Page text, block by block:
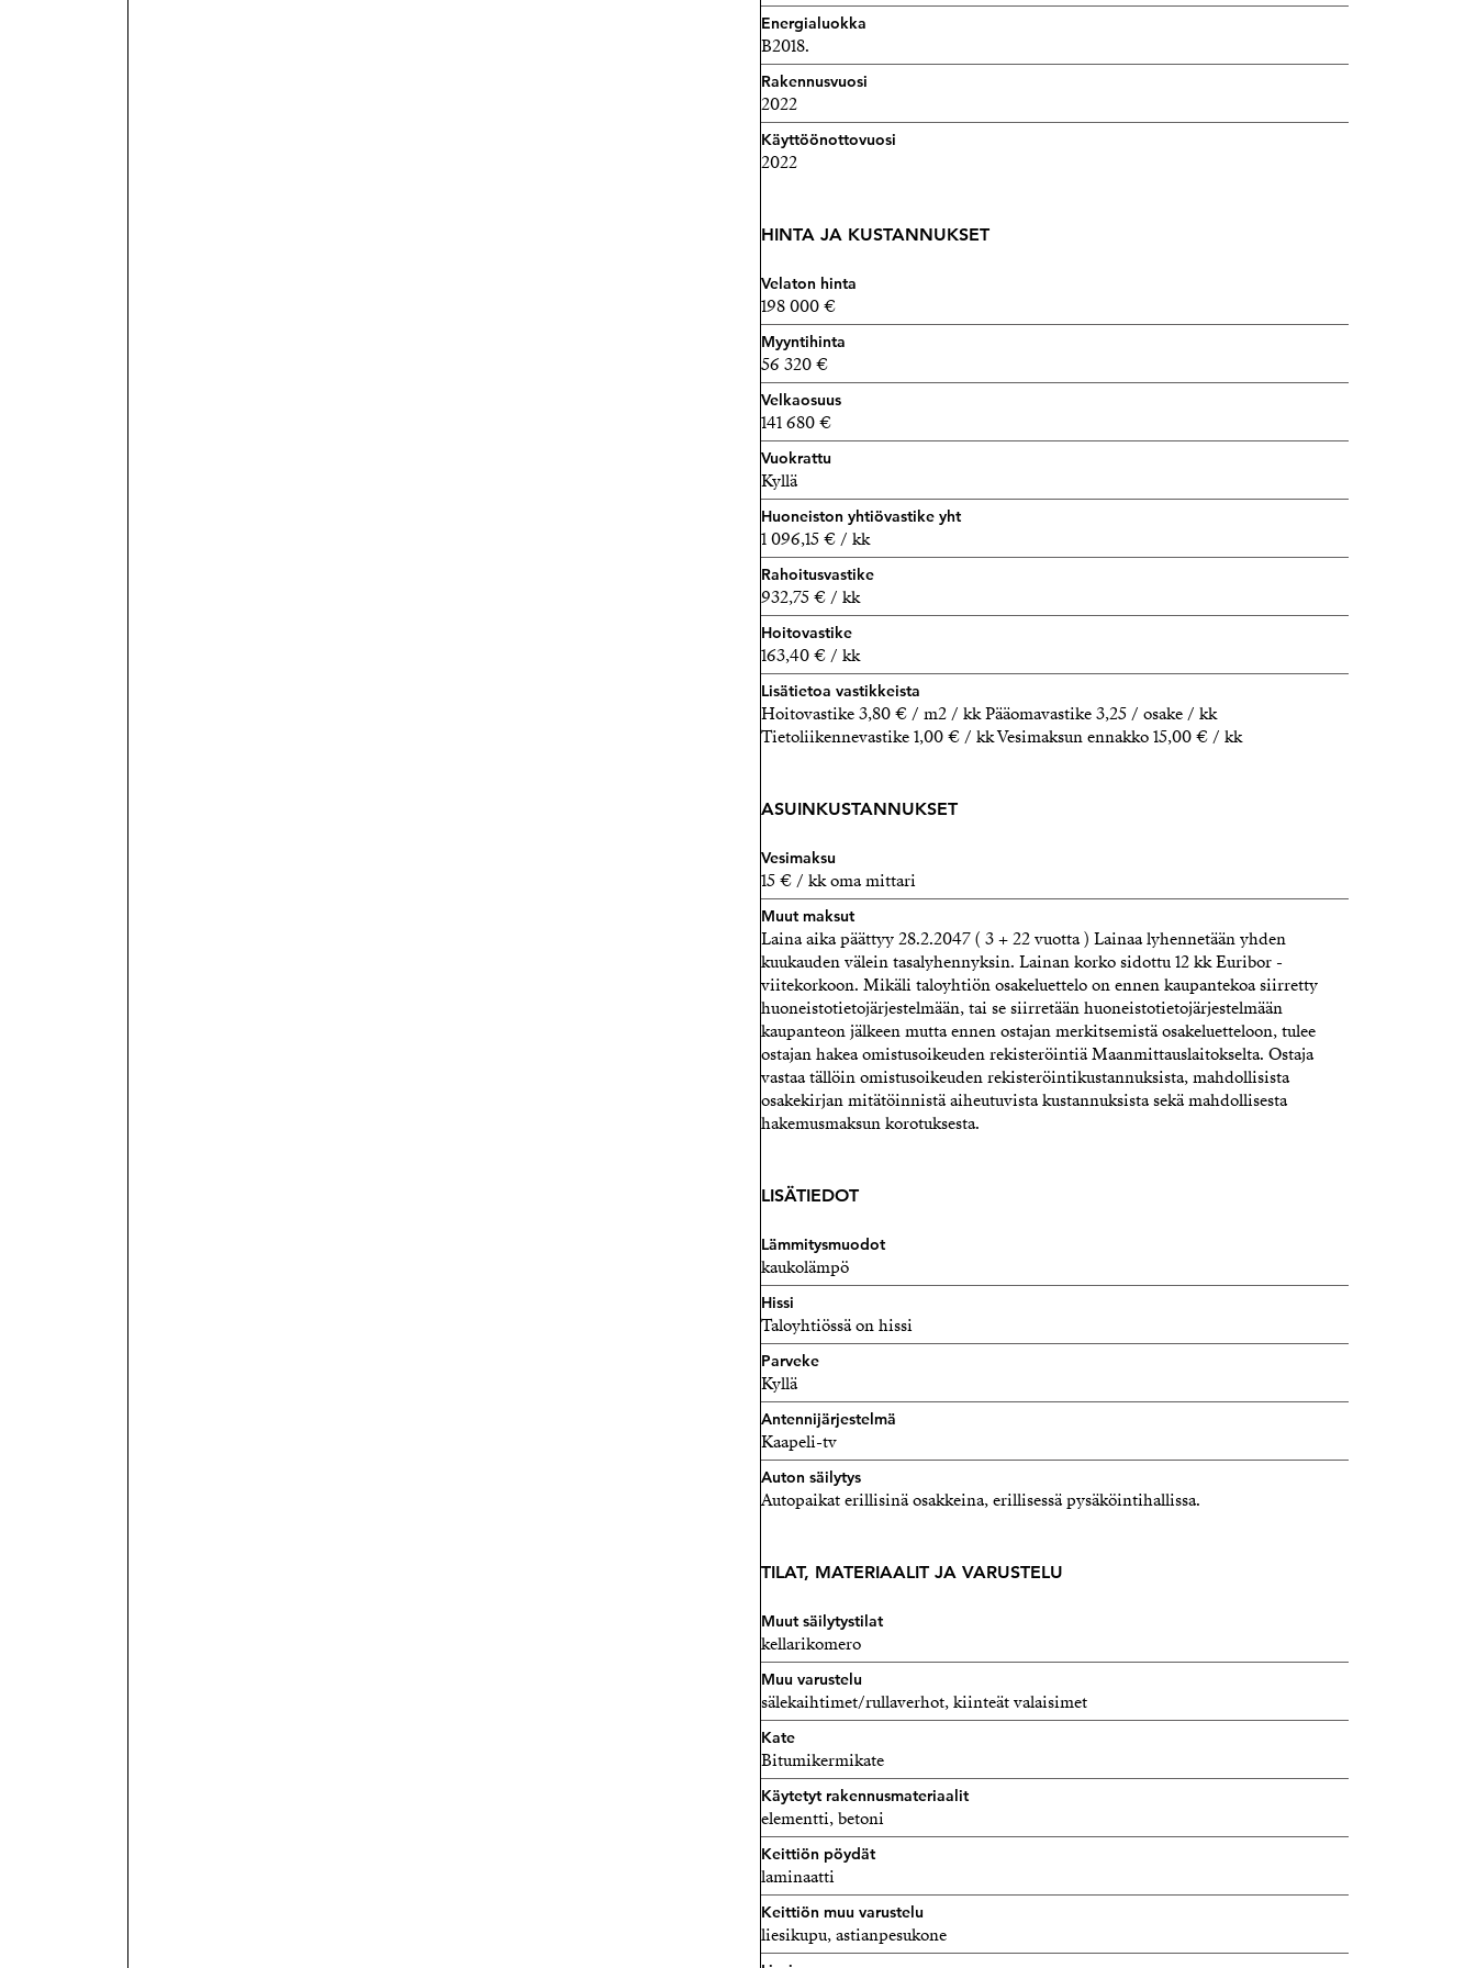
hallissa. Yhtiöllä on modernisti käytössä yhteiskäyttöauto, joka on
taloyhtiöissä oleva uusi kulkutapa. Tule tutustumaan tähän kauniiseen
asuntoon ja varaa aika yksityisesittelyyn sinulle sopivana aikana.
Maarit Ritari
0405897299
maarit@strand.fi
Energialuokka
B2018.
Rakennusvuosi
2022
Käyttöönottovuosi
2022
HINTA JA KUSTANNUKSET
Velaton hinta
198 000 €
Myyntihinta
56 320 €
Velkaosuus
141 680 €
Vuokrattu
Kyllä
Huoneiston yhtiövastike yht
1 096,15 € / kk
Rahoitusvastike
932,75 € / kk
Hoitovastike
163,40 € / kk
Lisätietoa vastikkeista
Hoitovastike 3,80 € / m2 / kk Pääomavastike 3,25 / osake / kk
Tietoliikennevastike 1,00 € / kk Vesimaksun ennakko 15,00 € / kk
ASUINKUSTANNUKSET
Vesimaksu
15 € / kk oma mittari
Muut maksut
Laina aika päättyy 28.2.2047 ( 3 + 22 vuotta ) Lainaa lyhennetään yhden
kuukauden välein tasalyhennyksin. Lainan korko sidottu 12 kk Euribor -
viitekorkoon. Mikäli taloyhtiön osakeluettelo on ennen kaupantekoa siirretty
huoneistotietojärjestelmään, tai se siirretään huoneistotietojärjestelmään
kaupanteon jälkeen mutta ennen ostajan merkitsemistä osakeluetteloon, tulee
ostajan hakea omistusoikeuden rekisteröintiä Maanmittauslaitokselta. Ostaja
vastaa tällöin omistusoikeuden rekisteröintikustannuksista, mahdollisista
osakekirjan mitätöinnistä aiheutuvista kustannuksista sekä mahdollisesta
hakemusmaksun korotuksesta.
LISÄTIEDOT
Lämmitysmuodot
kaukolämpö
Hissi
Taloyhtiössä on hissi
Parveke
Kyllä
Antennijärjestelmä
Kaapeli-tv
Auton säilytys
Autopaikat erillisinä osakkeina, erillisessä pysäköintihallissa.
TILAT, MATERIAALIT JA VARUSTELU
Muut säilytystilat
kellarikomero
Muu varustelu
sälekaihtimet/rullaverhot, kiinteät valaisimet
Kate
Bitumikermikate
Käytetyt rakennusmateriaalit
elementti, betoni
Keittiön pöydät
laminaatti
Keittiön muu varustelu
liesikupu, astianpesukone